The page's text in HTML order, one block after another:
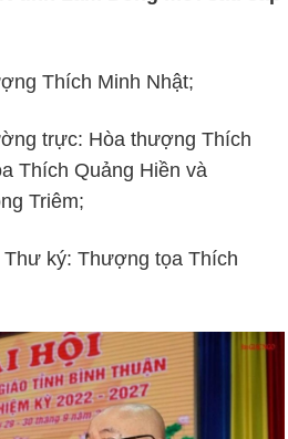
Thích Minh Nhật;
trực: Hòa thượng Thích
Thích Quảng Hiền và
Triêm;
ký: Thượng tọa Thích